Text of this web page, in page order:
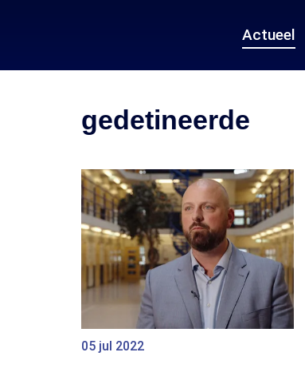
Actueel
gedetineerde
05 jul 2022